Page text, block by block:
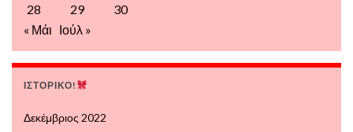
28
29
30
« Μάι Ιούλ »
ΙΣΤΟΡΙΚΟ!
Δεκέμβριος 2022